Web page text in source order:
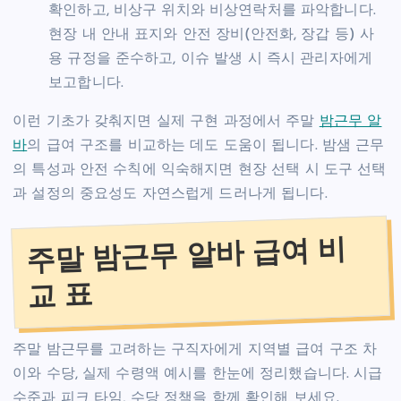
확인하고, 비상구 위치와 비상연락처를 파악합니다.
현장 내 안내 표지와 안전 장비(안전화, 장갑 등) 사
용 규정을 준수하고, 이슈 발생 시 즉시 관리자에게
보고합니다.
이런 기초가 갖춰지면 실제 구현 과정에서 주말 밤근무 알
바의 급여 구조를 비교하는 데도 도움이 됩니다. 밤샘 근무
의 특성과 안전 수칙에 익숙해지면 현장 선택 시 도구 선택
과 설정의 중요성도 자연스럽게 드러나게 됩니다.
주말 밤근무 알바 급여 비
교 표
주말 밤근무를 고려하는 구직자에게 지역별 급여 구조 차
이와 수당, 실제 수령액 예시를 한눈에 정리했습니다. 시급